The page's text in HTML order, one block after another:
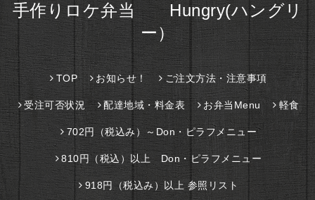
手作りロケ弁当 Hungry(ハングリ
ー）
TOP お知らせ！ ご注文方法・注意事項
受注可否状況 配達地域・料金表 お弁当Menu 軽食
702円（税込み）～Don・ピラフメニュー
810円（税込）以上 Don・ピラフメニュー
918円（税込み）以上 参照リスト